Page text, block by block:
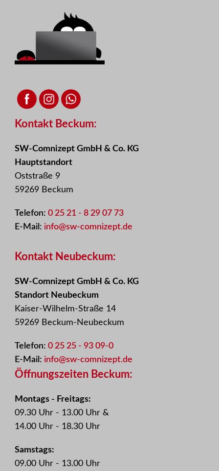
Kontakt Beckum:
SW-Comnizept GmbH & Co. KG
Hauptstandort
Oststraße 9
59269 Beckum
Telefon: 0 25 21 - 8 29 07 73
E-Mail: info@sw-comnizept.de
Kontakt Neubeckum:
SW-Comnizept GmbH & Co. KG
Standort Neubeckum
Kaiser-Wilhelm-Straße 14
59269 Beckum-Neubeckum
Telefon: 0 25 25 - 93 09-0
E-Mail: info@sw-comnizept.de
Öffnungszeiten Beckum:
Montags - Freitags:
09.30 Uhr - 13.00 Uhr &
14.00 Uhr - 18.30 Uhr
Samstags:
09.00 Uhr - 13.00 Uhr